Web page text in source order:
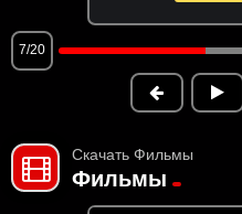
7/20
Скачать Фильмы
Фильмы